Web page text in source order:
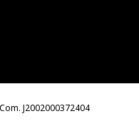
J2002000372404